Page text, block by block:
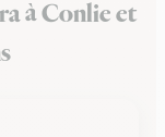
à Conlie et